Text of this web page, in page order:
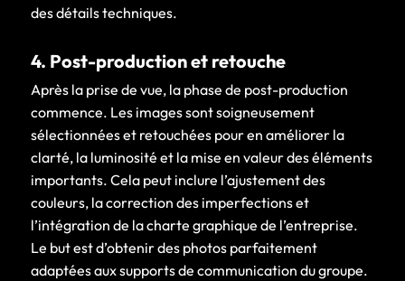
des détails techniques.
4. Post-production et retouche
Après la prise de vue, la phase de post-production
commence. Les images sont soigneusement
sélectionnées et retouchées pour en améliorer la
clarté, la luminosité et la mise en valeur des éléments
importants. Cela peut inclure l’ajustement des
couleurs, la correction des imperfections et
l’intégration de la charte graphique de l’entreprise.
Le but est d’obtenir des photos parfaitement
adaptées aux supports de communication du groupe.